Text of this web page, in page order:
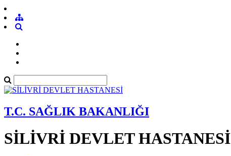
T.C. SAĞLIK BAKANLIĞI
SİLİVRİ DEVLET HASTANESİ